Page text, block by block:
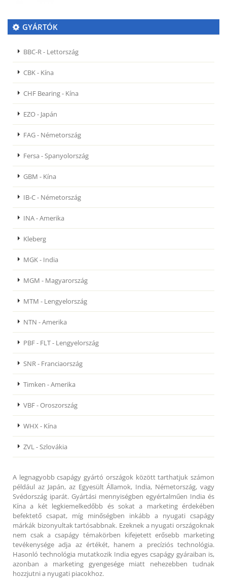
GYÁRTÓK
BBC-R - Lettország
CBK - Kína
CHF Bearing - Kína
EZO - Japán
FAG - Németország
Fersa - Spanyolország
GBM - Kína
IB-C - Németország
INA - Amerika
Kleberg
MGK - India
MGM - Magyarország
MTM - Lengyelország
NTN - Amerika
PBF - FLT - Lengyelország
SNR - Franciaország
Timken - Amerika
VBF - Oroszország
WHX - Kína
ZVL - Szlovákia
A legnagyobb csapágy gyártó országok között tarthatjuk számon
például az Japán, az Egyesült Államok, India, Németország, vagy
Svédország iparát. Gyártási mennyiségben egyértalműen India és
Kína a két legkiemelkedőbb és sokat a marketing érdekében
befektető csapat, míg minőségben inkább a nyugati csapágy
márkák bizonyultak tartósabbnak. Ezeknek a nyugati országoknak
nem csak a csapágy témakörben kifejetett erősebb marketing
tevékenysége adja az értékét, hanem a precíziós technológia.
Hasonló technológia mutatkozik India egyes csapágy gyáraiban is,
azonban a marketing gyengesége miatt nehezebben tudnak
hozzjutni a nyugati piacokhoz.